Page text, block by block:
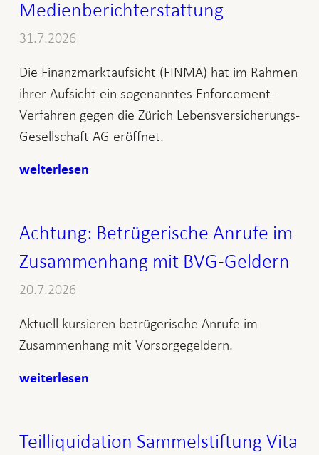
Medienberichterstattung
31.7.2026
Die Finanzmarktaufsicht (FINMA) hat im Rahmen
ihrer Aufsicht ein sogenanntes Enforcement-
Verfahren gegen die Zürich Lebensversicherungs-
Gesellschaft AG eröffnet.
weiterlesen
Achtung: Betrügerische Anrufe im
Zusammenhang mit BVG-Geldern
20.7.2026
Aktuell kursieren betrügerische Anrufe im
Zusammenhang mit Vorsorgegeldern.
weiterlesen
Teilliquidation Sammelstiftung Vita